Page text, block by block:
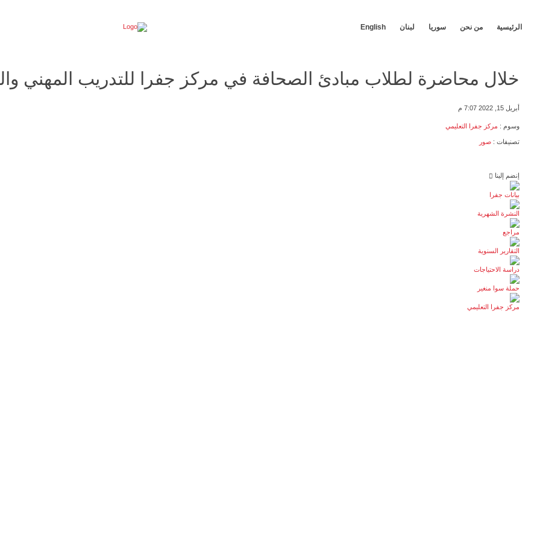
الرئيسية من نحن سوريا لبنان English
خلال محاضرة لطلاب مبادئ الصحافة في مركز جفرا للتدريب المهني
أبريل 15, 2022 7:07 م
وسوم : مركز جفرا التعليمي
تصنيفات : صور
إنضم إلينا
بيانات جفرا
النشرة الشهرية
مراجع
التقارير السنوية
دراسة الاحتياجات
حملة سوا منغير
مركز جفرا التعليمي